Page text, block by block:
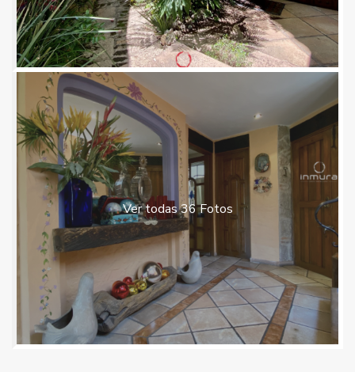
Ver todas 36 Fotos